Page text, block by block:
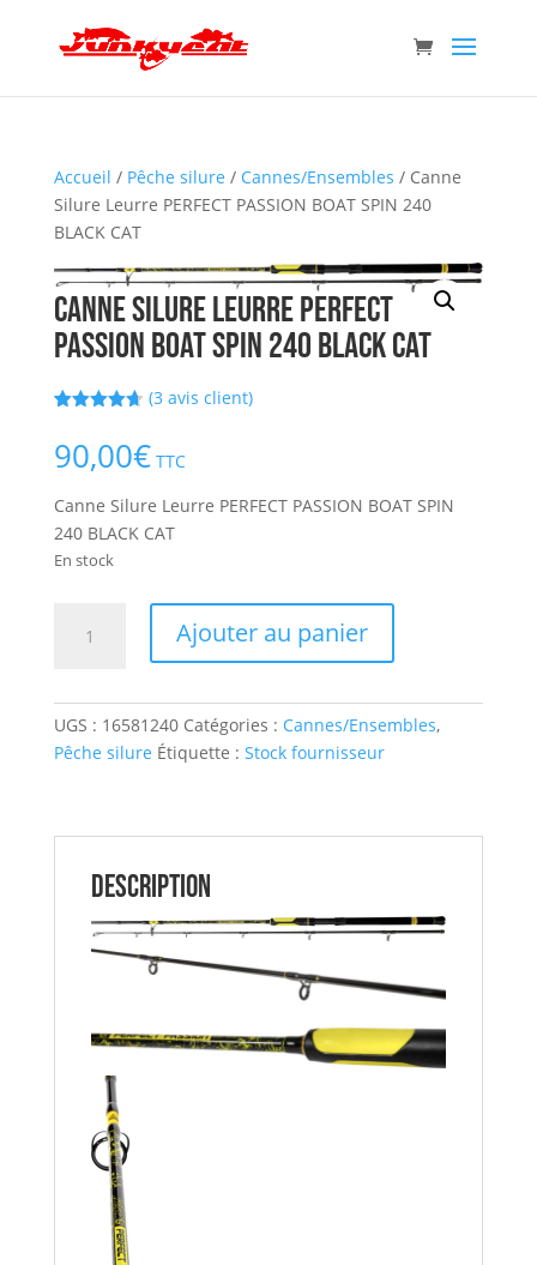
Accueil / Pêche silure / Cannes/Ensembles / Canne
Silure Leurre PERFECT PASSION BOAT SPIN 240
BLACK CAT
Canne Silure Leurre PERFECT
PASSION BOAT SPIN 240 BLACK CAT
basé sur
notations
(3 avis client)
90,00€ TTC
Canne Silure Leurre PERFECT PASSION BOAT SPIN
240 BLACK CAT
En stock
Silure
Leurre
PERFECT
SPIN
BLACK
Ajouter au panier
UGS : 16581240 Catégories : Cannes/Ensembles,
Pêche silure Étiquette : Stock fournisseur
Description